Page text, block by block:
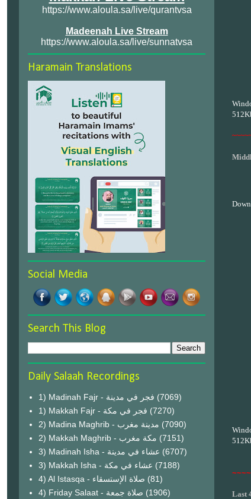
Last
https://www.aloula.sa/live/qurantvsa
Madeenah Live Stream
https://www.aloula.sa/live/sunnatvsa
Haramain Translations
Social Media
Search This Blog
Daily Salaah Recordings
1) Madinah Fajr - فجر في مدينة (7069)
1) Makkah Fajr - فجر في مكة (7270)
2) Madina Maghrib - مدينة مغرب (7090)
2) Makkah Maghrib - مكة مغرب (7151)
3) Madinah Isha - عشاء في مدينة (6707)
3) Makkah Isha - عشاء في مكة (7188)
4) Al Istasqa - صلاة الإستسقاء (81)
4) Friday Salaat - صلاة جمعة (1906)